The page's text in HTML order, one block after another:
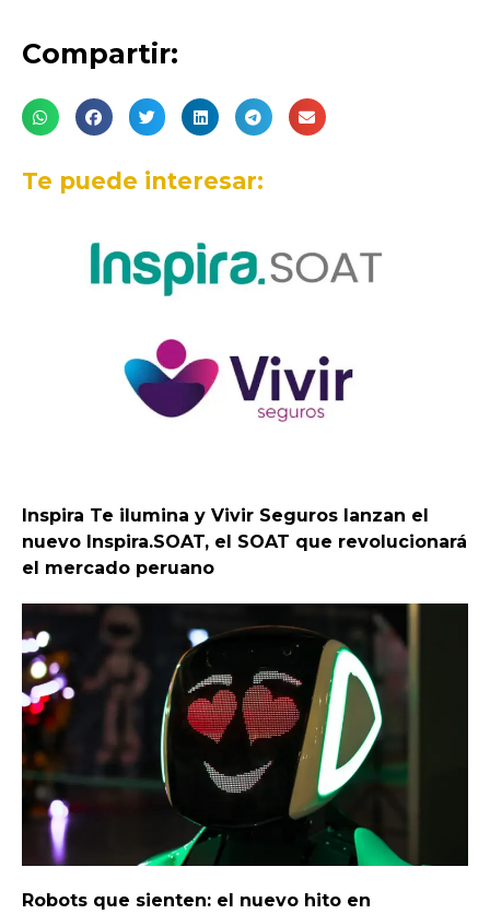
Compartir:
Te puede interesar:
Inspira Te ilumina y Vivir Seguros lanzan el
nuevo Inspira.SOAT, el SOAT que revolucionará
el mercado peruano
Robots que sienten: el nuevo hito en